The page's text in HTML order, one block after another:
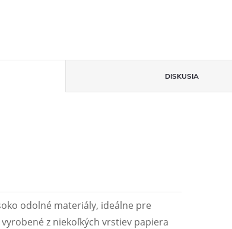
DISKUSIA
odolné materiály, ideálne pre
z niekoľkých vrstiev papiera